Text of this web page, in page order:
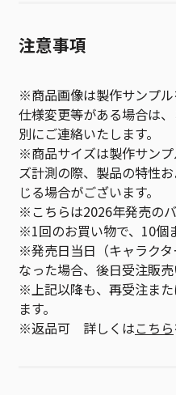
注意事項
※商品画像は製作サンプ
仕様変更等がある場合は
別にご連絡いたします。
※商品サイズは製作サン
ズ計測の際、製品の特性
じる場合がございます。
※こちらは2026年発売のバ
※1回のお買い物で、10個
※発売日当日（キャラク
なった場合、後日受注販売
※上記以降も、再受注ま
ます。
※返品可 詳しくはこちら